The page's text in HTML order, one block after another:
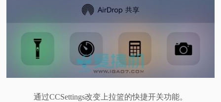
通过CCSettings改变上拉篮的快捷开关功能。